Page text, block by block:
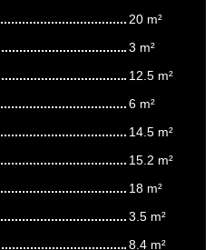
20 m²
3 m²
12.5 m²
6 m²
14.5 m²
15.2 m²
18 m²
3.5 m²
8.4 m²